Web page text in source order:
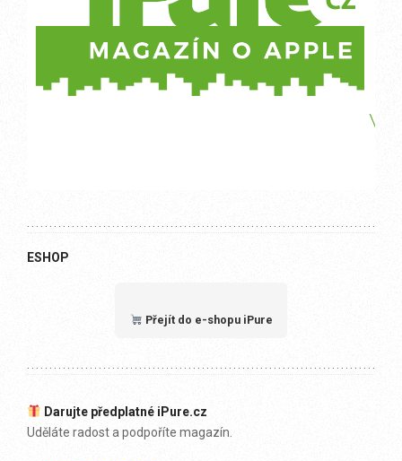
ESHOP
Přejít do e-shopu iPure
Darujte předplatné iPure.cz
Uděláte radost a podpoříte magazín.